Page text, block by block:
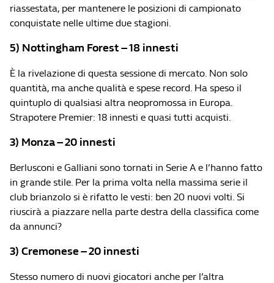
riassestata, per mantenere le posizioni di campionato
conquistate nelle ultime due stagioni.
5) Nottingham Forest – 18 innesti
È la rivelazione di questa sessione di mercato. Non solo
quantità, ma anche qualità e spese record. Ha speso il
quintuplo di qualsiasi altra neopromossa in Europa.
Strapotere Premier: 18 innesti e quasi tutti acquisti.
3) Monza – 20 innesti
Berlusconi e Galliani sono tornati in Serie A e l’hanno fatto
in grande stile. Per la prima volta nella massima serie il
club brianzolo si è rifatto le vesti: ben 20 nuovi volti. Si
riuscirà a piazzare nella parte destra della classifica come
da annunci?
3) Cremonese – 20 innesti
Stesso numero di nuovi giocatori anche per l’altra